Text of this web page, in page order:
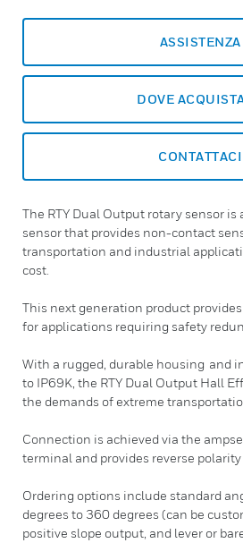
ASSISTENZA
DOVE
CONTATTACI
The RTY Dual Output rotary sensor
sensor that provides non-contact
transportation and industrial
cost.
This next generation product
for applications requiring safety
With a rugged, durable housing and
to IP69K, the RTY Dual Output Hall
the demands of extreme
Connection is achieved via the
terminal and provides reverse polarity
Ordering options include standard
degrees to 360 degrees (can be
positive slope output, and lever or